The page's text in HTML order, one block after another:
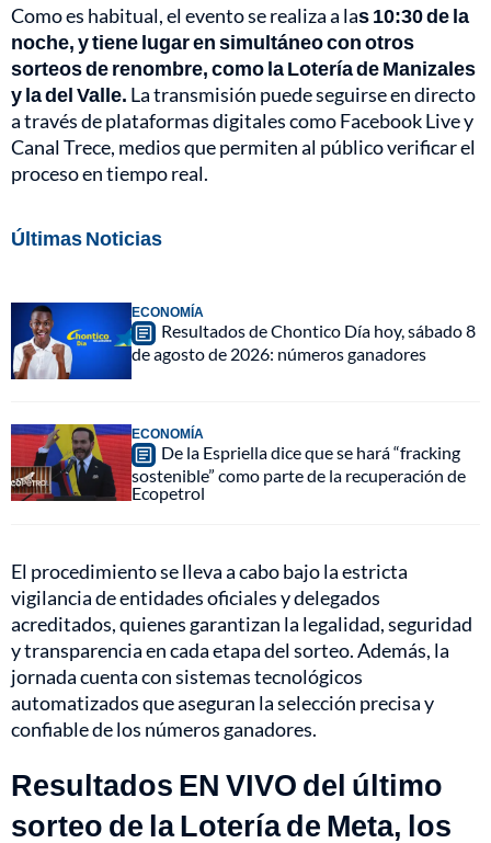
Como es habitual, el evento se realiza a las 10:30 de la
noche, y tiene lugar en simultáneo con otros
sorteos de renombre, como la Lotería de Manizales
y la del Valle. La transmisión puede seguirse en directo
a través de plataformas digitales como Facebook Live y
Canal Trece, medios que permiten al público verificar el
proceso en tiempo real.
Últimas Noticias
ECONOMÍA
Resultados de Chontico Día hoy, sábado 8
de agosto de 2026: números ganadores
ECONOMÍA
De la Espriella dice que se hará “fracking
sostenible” como parte de la recuperación de
Ecopetrol
El procedimiento se lleva a cabo bajo la estricta
vigilancia de entidades oficiales y delegados
acreditados, quienes garantizan la legalidad, seguridad
y transparencia en cada etapa del sorteo. Además, la
jornada cuenta con sistemas tecnológicos
automatizados que aseguran la selección precisa y
confiable de los números ganadores.
Resultados EN VIVO del último
sorteo de la Lotería de Meta, los